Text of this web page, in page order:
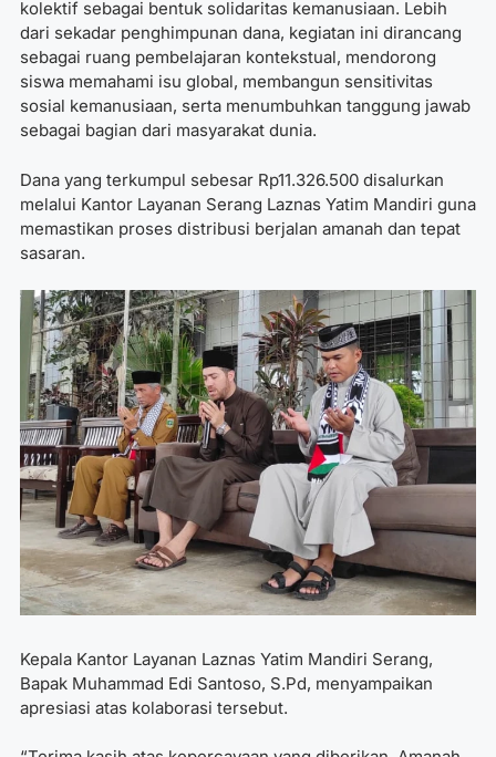
kolektif sebagai bentuk solidaritas kemanusiaan. Lebih
dari sekadar penghimpunan dana, kegiatan ini dirancang
sebagai ruang pembelajaran kontekstual, mendorong
siswa memahami isu global, membangun sensitivitas
sosial kemanusiaan, serta menumbuhkan tanggung jawab
sebagai bagian dari masyarakat dunia.
Dana yang terkumpul sebesar Rp11.326.500 disalurkan
melalui Kantor Layanan Serang Laznas Yatim Mandiri guna
memastikan proses distribusi berjalan amanah dan tepat
sasaran.
Kepala Kantor Layanan Laznas Yatim Mandiri Serang,
Bapak Muhammad Edi Santoso, S.Pd, menyampaikan
apresiasi atas kolaborasi tersebut.